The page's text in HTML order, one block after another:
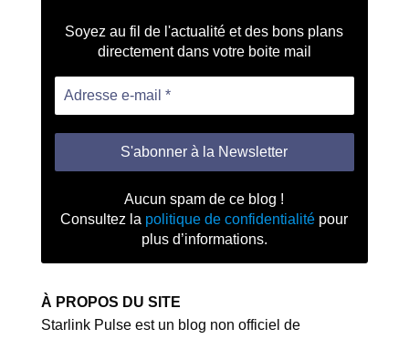
Soyez au fil de l'actualité et des bons plans
directement dans votre boite mail
Aucun spam de ce blog !
Consultez la politique de confidentialité pour
plus d’informations.
À PROPOS DU SITE
Starlink Pulse est un blog non officiel de